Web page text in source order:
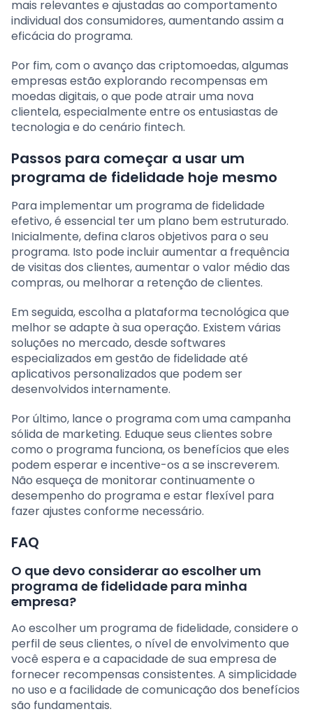
mais relevantes e ajustadas ao comportamento
individual dos consumidores, aumentando assim a
eficácia do programa.
Por fim, com o avanço das criptomoedas, algumas
empresas estão explorando recompensas em
moedas digitais, o que pode atrair uma nova
clientela, especialmente entre os entusiastas de
tecnologia e do cenário fintech.
Passos para começar a usar um
programa de fidelidade hoje mesmo
Para implementar um programa de fidelidade
efetivo, é essencial ter um plano bem estruturado.
Inicialmente, defina claros objetivos para o seu
programa. Isto pode incluir aumentar a frequência
de visitas dos clientes, aumentar o valor médio das
compras, ou melhorar a retenção de clientes.
Em seguida, escolha a plataforma tecnológica que
melhor se adapte à sua operação. Existem várias
soluções no mercado, desde softwares
especializados em gestão de fidelidade até
aplicativos personalizados que podem ser
desenvolvidos internamente.
Por último, lance o programa com uma campanha
sólida de marketing. Eduque seus clientes sobre
como o programa funciona, os benefícios que eles
podem esperar e incentive-os a se inscreverem.
Não esqueça de monitorar continuamente o
desempenho do programa e estar flexível para
fazer ajustes conforme necessário.
FAQ
O que devo considerar ao escolher um
programa de fidelidade para minha
empresa?
Ao escolher um programa de fidelidade, considere o
perfil de seus clientes, o nível de envolvimento que
você espera e a capacidade de sua empresa de
fornecer recompensas consistentes. A simplicidade
no uso e a facilidade de comunicação dos benefícios
são fundamentais.